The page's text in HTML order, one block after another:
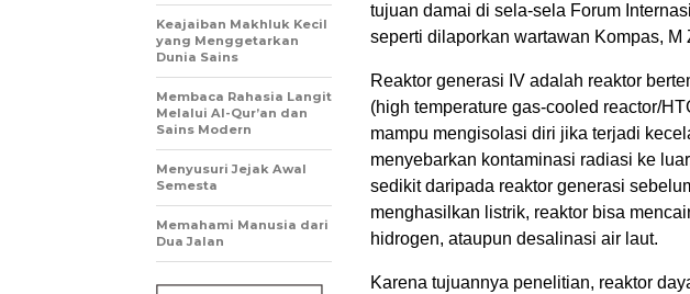
tujuan damai di sela-sela Forum
seperti dilaporkan wartawan Kompas, M
Reaktor generasi IV adalah reaktor
(high temperature gas-cooled reactor/
mampu mengisolasi diri jika terjadi
menyebarkan kontaminasi radiasi ke
sedikit daripada reaktor generasi
menghasilkan listrik, reaktor bisa
hidrogen, ataupun desalinasi air laut.
Karena tujuannya penelitian, reaktor
Keajaiban Makhluk Kecil
yang Menggetarkan
Dunia Sains
Membaca Rahasia Langit
Melalui Al-Qur’an dan
Sains Modern
Menyusuri Jejak Awal
Semesta
Memahami Manusia dari
Dua Jalan